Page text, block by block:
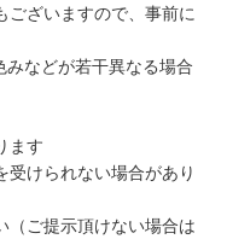
ざいますので、事前に
などが若干異なる場合
ます
けられない場合があり
ご提示頂けない場合は